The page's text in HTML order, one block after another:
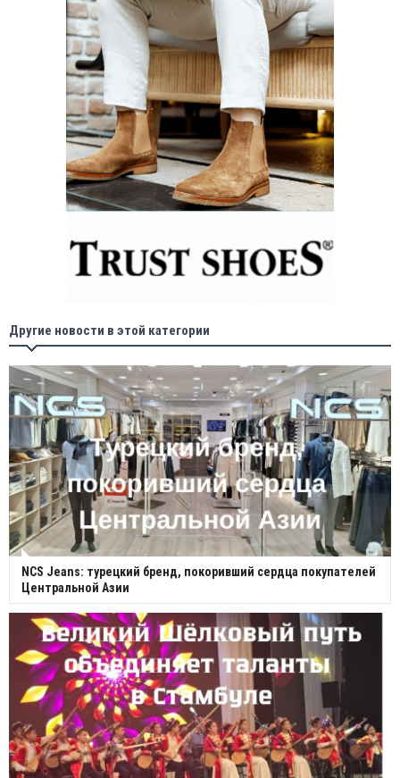
Другие новости в этой категории
NCS Jeans: турецкий бренд, покоривший сердца покупателей
Центральной Азии